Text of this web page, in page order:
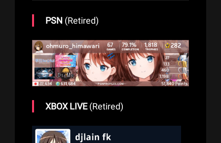
PSN (Retired)
XBOX LIVE(Retired)